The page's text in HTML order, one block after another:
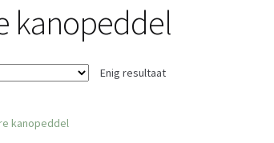
kanopeddel
Enig resultaat